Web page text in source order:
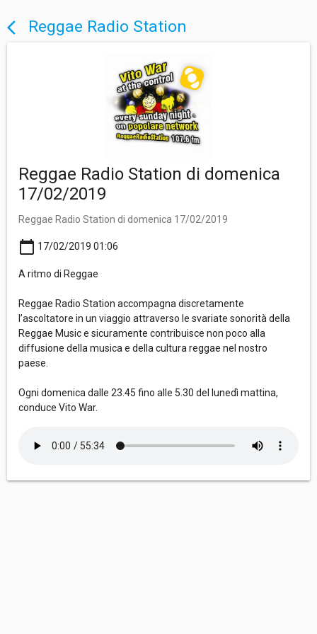
arrow_back_ios Reggae Radio Station
Reggae Radio Station di domenica
17/02/2019
Reggae Radio Station di domenica 17/02/2019
calendar_today 17/02/2019 01:06
A ritmo di Reggae
Reggae Radio Station accompagna discretamente
l’ascoltatore in un viaggio attraverso le svariate sonorità della
Reggae Music e sicuramente contribuisce non poco alla
diffusione della musica e della cultura reggae nel nostro
paese.
Ogni domenica dalle 23.45 fino alle 5.30 del lunedì mattina,
conduce Vito War.